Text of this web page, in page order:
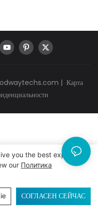
| Карта
you the best experience
our Политика
СОГЛАСЕН СЕЙЧАС